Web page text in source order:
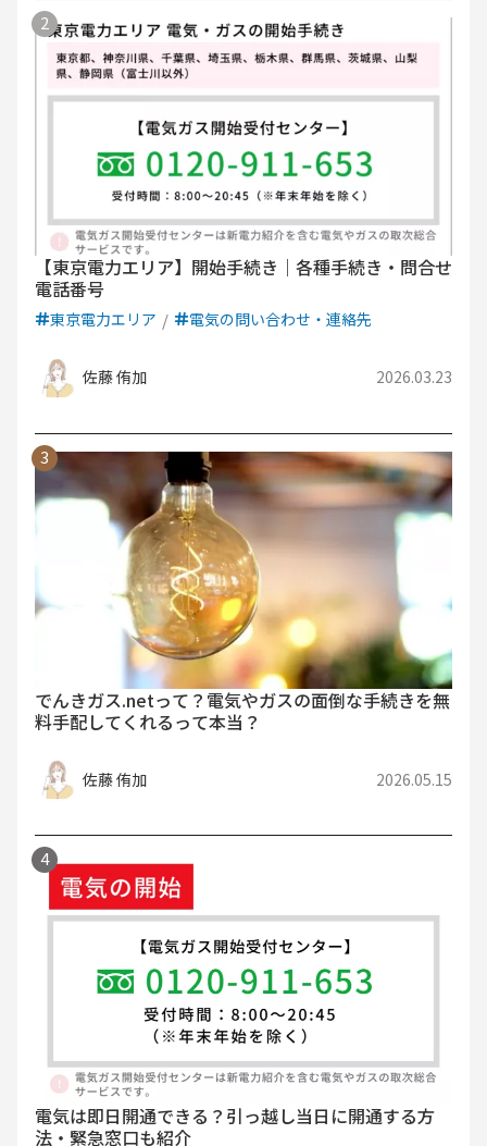
【東京電力エリア】開始手続き｜各種手続き・問合せ
電話番号
東京電力エリア 電気の問い合わせ・連絡先
佐藤 侑加 2026.03.23
でんきガス.netって？電気やガスの面倒な手続きを無
料手配してくれるって本当？
佐藤 侑加 2026.05.15
電気は即日開通できる？引っ越し当日に開通する方
法・緊急窓口も紹介